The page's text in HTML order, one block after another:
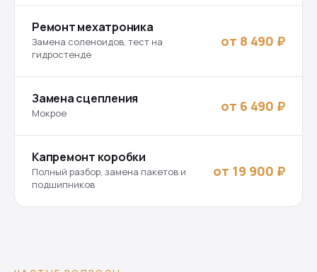
Ремонт мехатроника
Замена соленоидов, тест на
гидростенде
от 8 490 ₽
Замена сцепления
Мокрое от 6 490 ₽
Капремонт коробки
Полный разбор, замена пакетов и
подшипников
от 19 900 ₽